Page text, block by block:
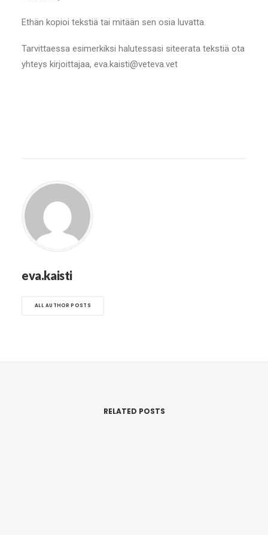
Ethän kopioi tekstiä tai mitään sen osia luvatta.
Tarvittaessa esimerkiksi halutessasi siteerata tekstiä ota
yhteys kirjoittajaa, eva.kaisti@veteva.vet
eva.kaisti
ALL AUTHOR POSTS
RELATED POSTS